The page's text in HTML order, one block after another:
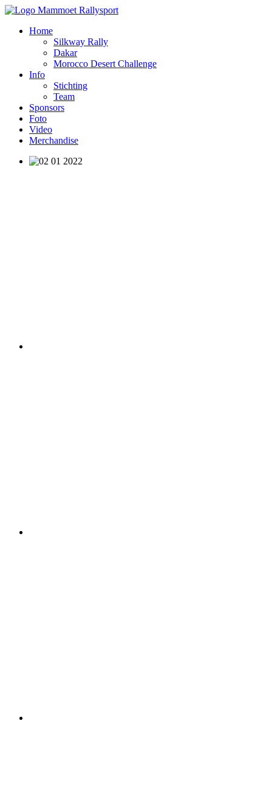
Home
Silkway Rally
Dakar
Morocco Desert Challenge
Info
Stichting
Team
Sponsors
Foto
Video
Merchandise